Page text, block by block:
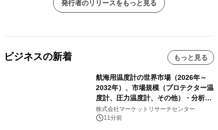
発行者のリリースをもっと見る
ビジネスの新着 もっと見る
航海用温度計の世界市場（2026年～
2032年）、市場規模（プロテクター温
度計、圧力温度計、その他）・分析レ
ポートを発表
株式会社マーケットリサーチセンター
11分前